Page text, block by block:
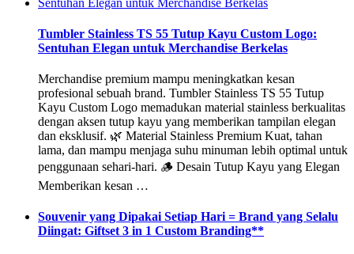
Tumbler Stainless TS 55 Tutup Kayu Custom Logo:
Sentuhan Elegan untuk Merchandise Berkelas
Merchandise premium mampu meningkatkan kesan
profesional sebuah brand. Tumbler Stainless TS 55 Tutup
Kayu Custom Logo memadukan material stainless berkualitas
dengan aksen tutup kayu yang memberikan tampilan elegan
dan eksklusif. 🌿 Material Stainless Premium Kuat, tahan
lama, dan mampu menjaga suhu minuman lebih optimal untuk
penggunaan sehari-hari. 🪵 Desain Tutup Kayu yang Elegan
Memberikan kesan …
Souvenir yang Dipakai Setiap Hari = Brand yang Selalu
Diingat: Giftset 3 in 1 Custom Branding**